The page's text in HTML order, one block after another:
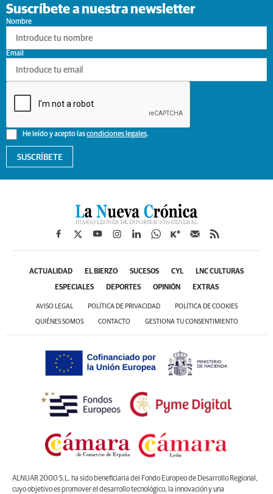
Suscríbete a nuestra newsletter
Nombre
He leído y acepto lascondiciones legales.
Email
SUSCRÍBETE
ACTUALIDAD EL BIERZO SUCESOS CYL LNC CULTURAS
ESPECIALES DEPORTES OPINIÓN EXTRAS
AVISO LEGAL POLÍTICA DE PRIVACIDAD POLÍTICA DE COOKIES
QUIÉNES SOMOS CONTACTO GESTIONA TU CONSENTIMIENTO
ALNUAR 2000 S.L. ha sido beneficiaria del Fondo Europeo de Desarrollo Regional,
cuyo objetivo es promover el desarrollo tecnológico, la innovación y una